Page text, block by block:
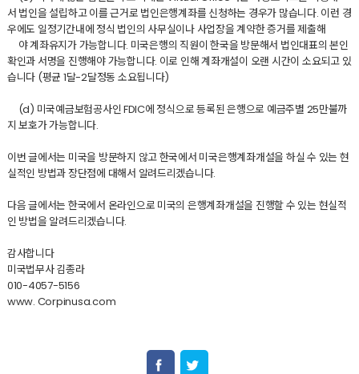
서 법인을 설립하고 이를 근거로 법인은행계좌를 신청하는 경우가 많습니다. 이런 경
우에도 일정기간내에 정식 법인의 사무실이나 사업장을 계약한 증거를 제출해
야 계좌유지가 가능합니다. 미국은행의 직원이 한국을 방문해서 법인대표의 본인
확인과 서명을 진행해야 가능합니다. 이로 인해 계좌개설이 오랜 시간이 소요되고 있
습니다 (평균 1달-2달정동 소요됩니다)
(d) 미국예금보험공사인 FDIC에 정식으로 등록된 은행으로 예금주별 25만불까
지 보호가 가능합니다.
이번 글에서는 미국을 방문하지 않고 한국에서 미국은행계좌개설을 하실 수 있는 현
실적인 방법과 장단점에 대해서 알려드리겠습니다.
다음 글에서는 한국에서 온라인으로 미국의 은행계좌개설을 진행할 수 있는 현실적
인 방법을 알려드리겠습니다.
감사합니다
미국법무사 김종라
010-4057-5156
www. Corpinusa.com